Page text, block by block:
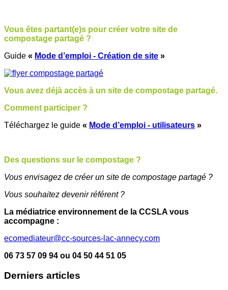
Vous êtes partant(e)s pour créer votre site de
compostage partagé ?
Guide « Mode d’emploi - Création de site »
Vous avez déjà accès à un site de compostage partagé.
Comment participer ?
Téléchargez le guide « Mode d’emploi - utilisateurs »
Des questions sur le compostage ?
Vous envisagez de créer un site de compostage partagé ?
Vous souhaitez devenir référent ?
La médiatrice environnement de la CCSLA vous
accompagne :
ecomediateur@cc-sources-lac-annecy.com
06 73 57 09 94 ou 04 50 44 51 05
Derniers articles